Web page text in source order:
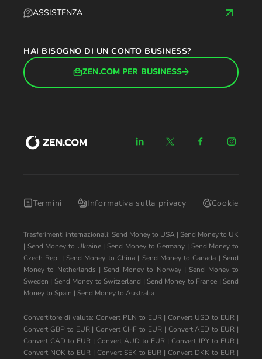
ASSISTENZA
HAI BISOGNO DI UN CONTO BUSINESS?
ZEN.COM PER BUSINESS
Termini Informativa sulla privacy Cookie
Trasferimenti internazionali: Send Money to USA | Send Money to UK
| Send Money to Ukraine| Send Money to Germany | Send Money to
Czech Rep. | Send Money to China| Send Money to Canada | Send
Money to Netherlands | Send Money to Norway| Send Money to
Sweden | Send Money to Switzerland | Send Money to France | Send
Money to Spain | Send Money to Australia
Convertitore di valuta: Convert PLN to EUR|Convert USD to EUR |
Convert GBP to EUR|Convert CHF to EUR| Convert AED to EUR |
Convert CAD to EUR | Convert AUD to EUR | Convert JPY to EUR |
Convert NOK to EUR| Convert SEK to EUR |Convert DKK to EUR |